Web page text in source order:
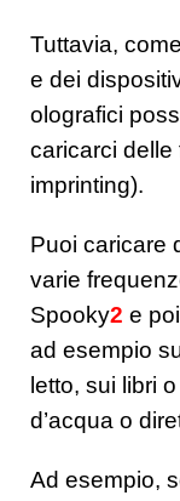
Tuttavia,
e dei
olografici
caricarci
imprinting).
Puoi caricare
varie
Spooky2 e
ad esempio
letto, sui libri
d’acqua o
Ad esempio,